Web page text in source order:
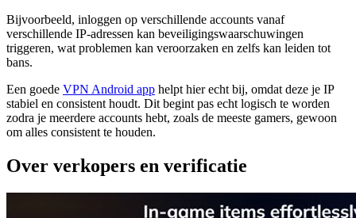
Bijvoorbeeld, inloggen op verschillende accounts vanaf
verschillende IP-adressen kan beveiligingswaarschuwingen
triggeren, wat problemen kan veroorzaken en zelfs kan leiden tot
bans.
Een goede VPN Android app helpt hier echt bij, omdat deze je IP
stabiel en consistent houdt. Dit begint pas echt logisch te worden
zodra je meerdere accounts hebt, zoals de meeste gamers, gewoon
om alles consistent te houden.
Over verkopers en verificatie